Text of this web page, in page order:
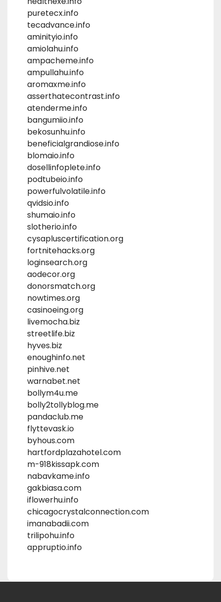
puretecx.info
tecadvance.info
aminityio.info
amiolahu.info
ampacheme.info
ampullahu.info
aromaxme.info
asserthatecontrast.info
atenderme.info
bangumiio.info
bekosunhu.info
beneficialgrandiose.info
blomaio.info
dosellinfoplete.info
podtubeio.info
powerfulvolatile.info
qvidsio.info
shumaio.info
slotherio.info
cysapluscertification.org
fortnitehacks.org
loginsearch.org
aodecor.org
donorsmatch.org
nowtimes.org
casinoeing.org
livemocha.biz
streetlife.biz
hyves.biz
enoughinfo.net
pinhive.net
warnabet.net
bollym4u.me
bolly2tollyblog.me
pandaclub.me
flyttevask.io
byhous.com
hartfordplazahotel.com
m-918kissapk.com
nabavkame.info
gakbiasa.com
iflowerhu.info
chicagocrystalconnection.com
imanabadii.com
trilipohu.info
appruptio.info